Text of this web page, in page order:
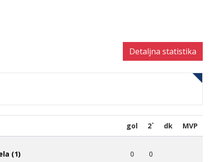
Detaljna statistika
gol 2` dk MVP
(1) 0 0